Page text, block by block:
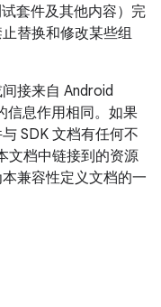
套件及其他内容）完
替换和修改某些组
接来自 Android
信息作用相同。如果
SDK 文档有任何不
文档中链接到的资源
兼容性定义文档的一